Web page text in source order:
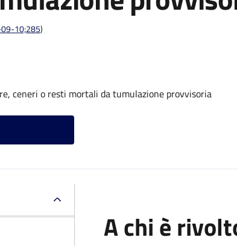
09-10;285)
ceneri o resti mortali da tumulazione provvisoria
A chi è